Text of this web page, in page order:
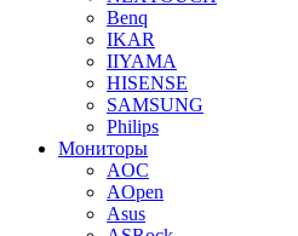
Benq
IKAR
IIYAMA
HISENSE
SAMSUNG
Philips
Мониторы
AOC
AOpen
Asus